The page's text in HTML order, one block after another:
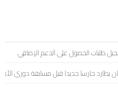
طلبات الحصول على الدعم الإضافي
يطارد حارسا جديدا قبل مسابقة دوري